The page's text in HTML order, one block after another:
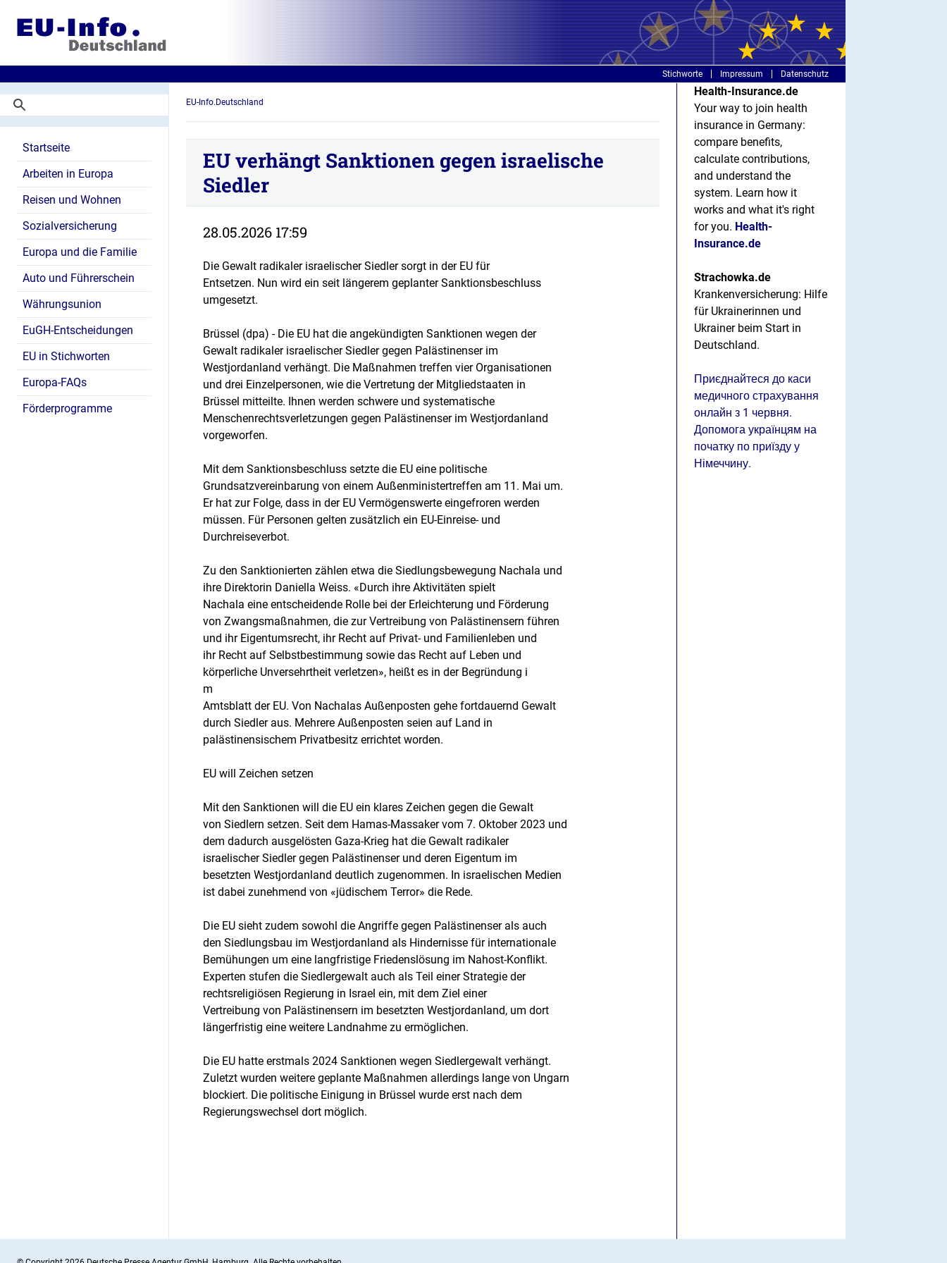
Stichworte Impressum Datenschutz
Startseite
Arbeiten in Europa
Reisen und Wohnen
Sozialversicherung
Europa und die Familie
Auto und Führerschein
Währungsunion
EuGH-Entscheidungen
EU in Stichworten
Europa-FAQs
Förderprogramme
EU-Info.Deutschland
EU verhängt Sanktionen gegen israelische
Siedler
28.05.2026 17:59
Die Gewalt radikaler israelischer Siedler sorgt in der EU für
Entsetzen. Nun wird ein seit längerem geplanter Sanktionsbeschluss
umgesetzt.
Brüssel (dpa) - Die EU hat die angekündigten Sanktionen wegen der
Gewalt radikaler israelischer Siedler gegen Palästinenser im
Westjordanland verhängt. Die Maßnahmen treffen vier Organisationen
und drei Einzelpersonen, wie die Vertretung der Mitgliedstaaten in
Brüssel mitteilte. Ihnen werden schwere und systematische
Menschenrechtsverletzungen gegen Palästinenser im Westjordanland
vorgeworfen.
Mit dem Sanktionsbeschluss setzte die EU eine politische
Grundsatzvereinbarung von einem Außenministertreffen am 11. Mai um.
Er hat zur Folge, dass in der EU Vermögenswerte eingefroren werden
müssen. Für Personen gelten zusätzlich ein EU-Einreise- und
Durchreiseverbot.
Zu den Sanktionierten zählen etwa die Siedlungsbewegung Nachala und
ihre Direktorin Daniella Weiss. «Durch ihre Aktivitäten spielt
Nachala eine entscheidende Rolle bei der Erleichterung und Förderung
von Zwangsmaßnahmen, die zur Vertreibung von Palästinensern führen
und ihr Eigentumsrecht, ihr Recht auf Privat- und Familienleben und
ihr Recht auf Selbstbestimmung sowie das Recht auf Leben und
körperliche Unversehrtheit verletzen», heißt es in der Begründung i
m
Amtsblatt der EU. Von Nachalas Außenposten gehe fortdauernd Gewalt
durch Siedler aus. Mehrere Außenposten seien auf Land in
palästinensischem Privatbesitz errichtet worden.
EU will Zeichen setzen
Mit den Sanktionen will die EU ein klares Zeichen gegen die Gewalt
von Siedlern setzen. Seit dem Hamas-Massaker vom 7. Oktober 2023 und
dem dadurch ausgelösten Gaza-Krieg hat die Gewalt radikaler
israelischer Siedler gegen Palästinenser und deren Eigentum im
besetzten Westjordanland deutlich zugenommen. In israelischen Medien
ist dabei zunehmend von «jüdischem Terror» die Rede.
Die EU sieht zudem sowohl die Angriffe gegen Palästinenser als auch
den Siedlungsbau im Westjordanland als Hindernisse für internationale
Bemühungen um eine langfristige Friedenslösung im Nahost-Konflikt.
Experten stufen die Siedlergewalt auch als Teil einer Strategie der
rechtsreligiösen Regierung in Israel ein, mit dem Ziel einer
Vertreibung von Palästinensern im besetzten Westjordanland, um dort
längerfristig eine weitere Landnahme zu ermöglichen.
Die EU hatte erstmals 2024 Sanktionen wegen Siedlergewalt verhängt.
Zuletzt wurden weitere geplante Maßnahmen allerdings lange von Ungarn
blockiert. Die politische Einigung in Brüssel wurde erst nach dem
Regierungswechsel dort möglich.
Health-Insurance.de
Your way to join health
insurance in Germany:
compare benefits,
calculate contributions,
and understand the
system. Learn how it
works and what it's right
for you. Health-
Insurance.de
Strachowka.de
Krankenversicherung: Hilfe
für Ukrainerinnen und
Ukrainer beim Start in
Deutschland.
Приєднайтеся до каси
медичного страхування
онлайн з 1 червня.
Допомога українцям на
початку по приїзду у
Німеччину.